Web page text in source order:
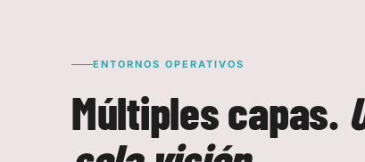
ENTORNOS OPERATIVOS
Múltiples capas.